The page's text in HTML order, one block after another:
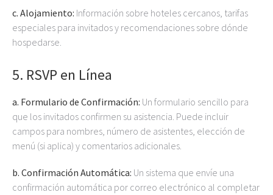
c. Alojamiento: Información sobre hoteles cercanos, tarifas
especiales para invitados y recomendaciones sobre dónde
hospedarse.
5. RSVP en Línea
a. Formulario de Confirmación: Un formulario sencillo para
que los invitados confirmen su asistencia. Puede incluir
campos para nombres, número de asistentes, elección de
menú (si aplica) y comentarios adicionales.
b. Confirmación Automática: Un sistema que envíe una
confirmación automática por correo electrónico al completar